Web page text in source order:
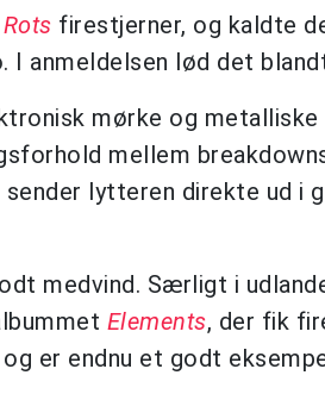
firestjerner, og kaldte
anmeldelsen lød det
mørke og
mellem
lytteren direkte ud i
medvind. Særligt i
Elements, der fik
er endnu et godt